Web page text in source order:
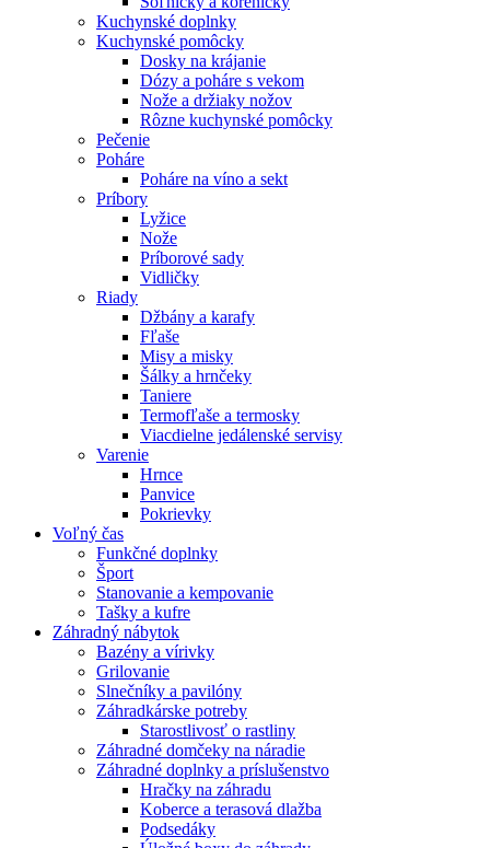
Kuchynské doplnky
Kuchynské pomôcky
Dosky na krájanie
Dózy a poháre s vekom
Nože a držiaky nožov
Rôzne kuchynské pomôcky
Pečenie
Poháre
Poháre na víno a sekt
Príbory
Lyžice
Nože
Príborové sady
Vidličky
Riady
Džbány a karafy
Fľaše
Misy a misky
Šálky a hrnčeky
Taniere
Termofľaše a termosky
Viacdielne jedálenské servisy
Varenie
Hrnce
Panvice
Pokrievky
Voľný čas
Funkčné doplnky
Šport
Stanovanie a kempovanie
Tašky a kufre
Záhradný nábytok
Bazény a vírivky
Grilovanie
Slnečníky a pavilóny
Záhradkárske potreby
Starostlivosť o rastliny
Záhradné domčeky na náradie
Záhradné doplnky a príslušenstvo
Hračky na záhradu
Koberce a terasová dlažba
Podsedáky